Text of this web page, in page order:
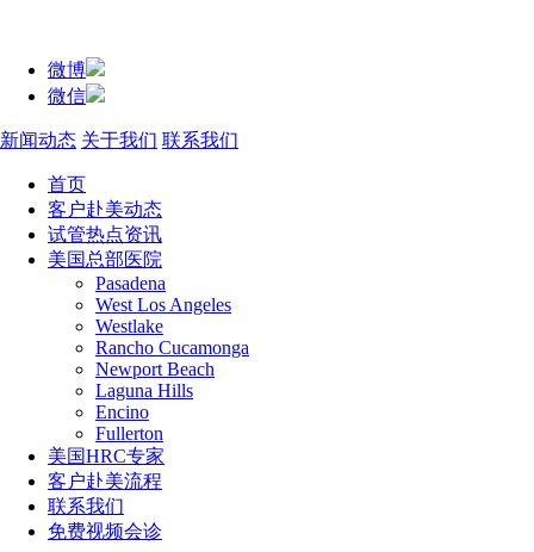
微博
微信
新闻动态 关于我们 联系我们
首页
客户赴美动态
试管热点资讯
美国总部医院
Pasadena
West Los Angeles
Westlake
Rancho Cucamonga
Newport Beach
Laguna Hills
Encino
Fullerton
美国HRC专家
客户赴美流程
联系我们
免费视频会诊